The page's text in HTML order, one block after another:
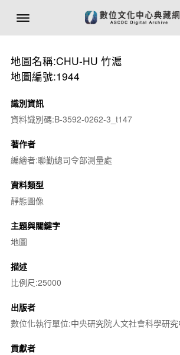
地圖名稱:CHU-HU 竹滬
地圖編號:1944
識別資訊
資料識別碼:B-3592-0262-3_t147
著作者
編繪者:聯勤總司令部測量處
資料類型
靜態圖像
主題與關鍵字
地圖
描述
比例尺:25000
出版者
數位化執行單位:中央研究院人文社會科學研
貢獻者